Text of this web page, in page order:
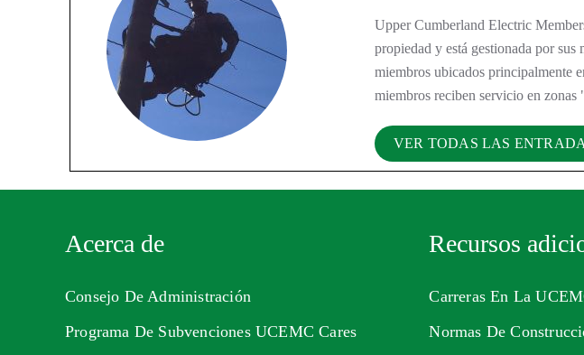
Upper Cumberland Electric
propiedad y está gestionada por
miembros ubicados principalmente
miembros reciben servicio en
VER TODAS LAS
Acerca de
Consejo De Administración
Programa De Subvenciones UCEMC Cares
Recursos
Carreras En La
Normas De